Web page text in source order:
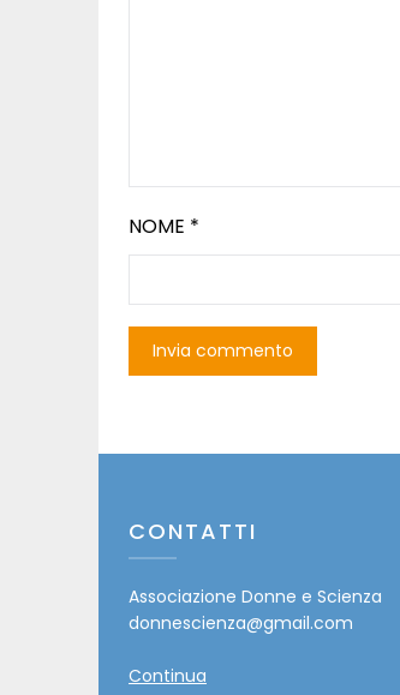
NOME *
CONTATTI
Associazione Donne e Scienza
donnescienza@gmail.com
Continua